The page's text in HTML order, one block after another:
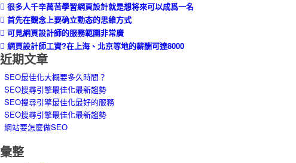
很多人千辛萬苦學習網頁設計就是想将來可以成爲一名
首先在觀念上要确立動态的思維方式
可見網頁設計師的服務範圍非常廣
網頁設計師工資?在上海、北京等地的薪酬可達8000
近期文章
SEO最佳化大概要多久時間？
SEO搜尋引擎最佳化最新趨勢
SEO搜尋引擎最佳化最好的服務
SEO搜尋引擎最佳化最新趨勢
網站要怎麼做SEO
彙整